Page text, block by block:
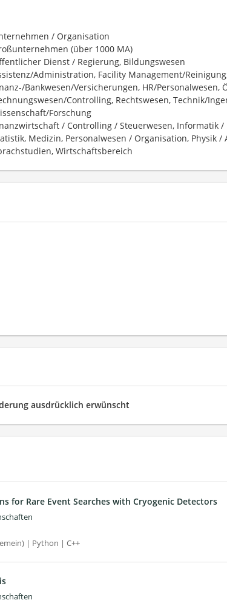
/ Organisation
(über 1000 MA)
Dienst / Regierung, Bildungswesen
Administration, Facility Management/
Bankwesen/Versicherungen, HR/Personalwesen,
Controlling, Rechtswesen, Technik/
Forschung
/ Controlling / Steuerwesen, Informatik /
Medizin, Personalwesen / Organisation, Physik /
Wirtschaftsbereich
ausdrücklich erwünscht
for Rare Event Searches with Cryogenic Detectors
| Python | C++